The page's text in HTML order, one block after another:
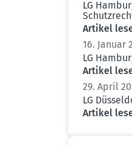
LG
Artikel
16. Januar
LG
Artikel
29. April
LG
Artikel